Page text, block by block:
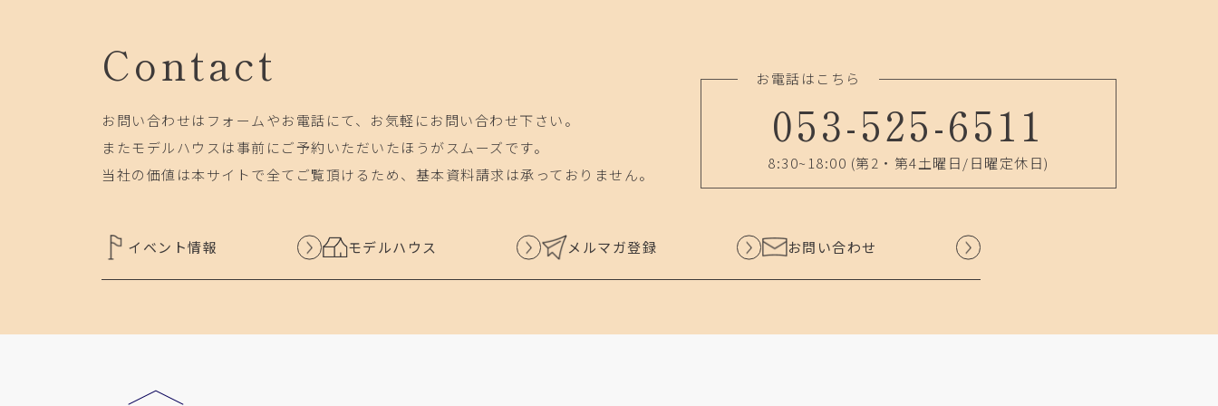
Contact
お問い合わせはフォームやお電話にて、お気軽にお問い合わせ下さい。
またモデルハウスは事前にご予約いただいたほうがスムーズです。
当社の価値は本サイトで全てご覧頂けるため、基本資料請求は承っておりません。
お電話はこちら
053-525-6511
8:30~18:00 (第2・第4土曜日/日曜定休日)
イベント情報 モデルハウス メルマガ登録 お問い合わせ